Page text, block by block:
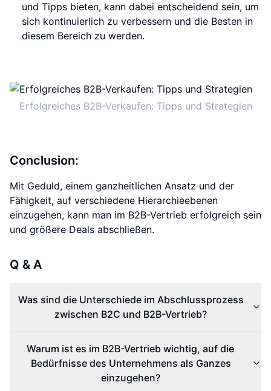
und Tipps bieten, kann dabei entscheidend sein, um
sich kontinuierlich zu verbessern und die Besten in
diesem Bereich zu werden.
Erfolgreiches B2B-Verkaufen: Tipps und Strategien
Conclusion:
Mit Geduld, einem ganzheitlichen Ansatz und der
Fähigkeit, auf verschiedene Hierarchieebenen
einzugehen, kann man im B2B-Vertrieb erfolgreich sein
und größere Deals abschließen.
Q & A
Was sind die Unterschiede im Abschlussprozess
zwischen B2C und B2B-Vertrieb?
Warum ist es im B2B-Vertrieb wichtig, auf die
Bedürfnisse des Unternehmens als Ganzes
einzugehen?